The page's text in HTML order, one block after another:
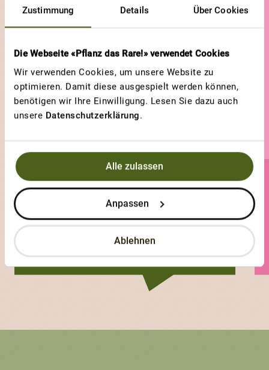
Zustimmung Details Über Cookies
Die Webseite «Pflanz das Rare!» verwendet Cookies
Wir verwenden Cookies, um unsere Website zu
optimieren. Damit diese ausgespielt werden können,
benötigen wir Ihre Einwilligung. Lesen Sie dazu auch
unsere Datenschutzerklärung.
Alle zulassen
Anpassen
Ablehnen
Pubsi
0 Votes